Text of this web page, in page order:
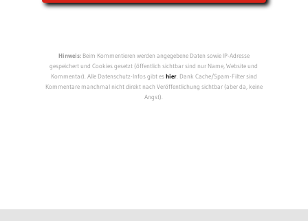
Hinweis:Beim Kommentieren werden angegebene Daten sowie IP-Adresse
gespeichert und Cookies gesetzt (öffentlich sichtbar sind nur Name, Website und
Kommentar). Alle Datenschutz-Infos gibt eshier. Dank Cache/Spam-Filter sind
Kommentare manchmal nicht direkt nach Veröffentlichung sichtbar (aber da, keine
Angst).